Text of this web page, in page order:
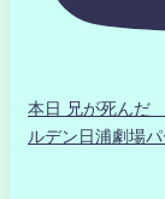
本日 兄が死ん
ルデン日浦劇場